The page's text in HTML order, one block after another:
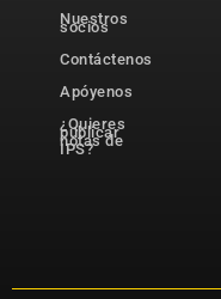
Nuestros
socios
Contáctenos
Apóyenos
¿Quieres
publicar
notas de
IPS?